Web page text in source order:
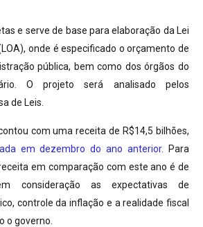
e serve de base para elaboração da Lei
onde é especificado o orçamento de
pública, bem como dos órgãos do
O projeto será analisado pelos
de Leis.
com uma receita de R$14,5 bilhões,
em dezembro do ano anterior.
Para
em comparação com este ano é de
consideração as expectativas de
controle da inflação e a realidade fiscal
o governo.